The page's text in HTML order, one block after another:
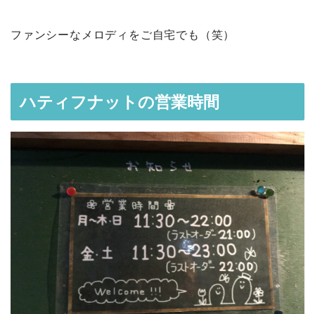
ファンシーなメロディをご自宅でも（笑）
ハティフナットの営業時間